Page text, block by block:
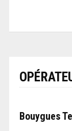
Bouygues